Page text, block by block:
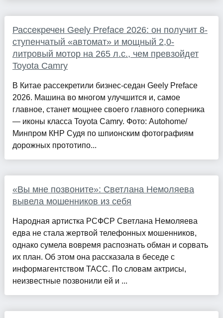
Рассекречен Geely Preface 2026: он получит 8-
ступенчатый «автомат» и мощный 2,0-
литровый мотор на 265 л.с., чем превзойдет
Toyota Camry
В Китае рассекретили бизнес-седан Geely Preface
2026. Машина во многом улучшится и, самое
главное, станет мощнее своего главного соперника
— иконы класса Toyota Camry. Фото: Autohome/
Минпром КНР Судя по шпионским фотографиям
дорожных прототипо...
«Вы мне позвоните»: Светлана Немоляева
вывела мошенников из себя
Народная артистка РСФСР Светлана Немоляева
едва не стала жертвой телефонных мошенников,
однако сумела вовремя распознать обман и сорвать
их план. Об этом она рассказала в беседе с
информагентством ТАСС. По словам актрисы,
неизвестные позвонили ей и ...